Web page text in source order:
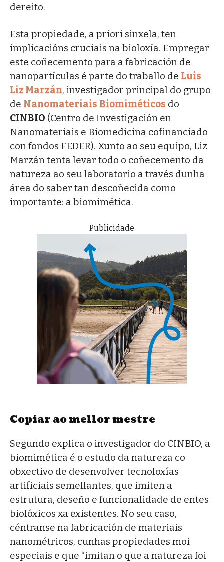
dereito.
Esta propiedade, a priori sinxela, ten
implicacións cruciais na bioloxía. Empregar
este coñecemento para a fabricación de
nanopartículas é parte do traballo de Luis
Liz Marzán, investigador principal do grupo
de Nanomateriais Biomiméticos do
CINBIO (Centro de Investigación en
Nanomateriais e Biomedicina cofinanciado
con fondos FEDER). Xunto ao seu equipo, Liz
Marzán tenta levar todo o coñecemento da
natureza ao seu laboratorio a través dunha
área do saber tan descoñecida como
importante: a biomimética.
Publicidade
Copiar ao mellor mestre
Segundo explica o investigador do CINBIO, a
biomimética é o estudo da natureza co
obxectivo de desenvolver tecnoloxías
artificiais semellantes, que imiten a
estrutura, deseño e funcionalidade de entes
biolóxicos xa existentes. No seu caso,
céntranse na fabricación de materiais
nanométricos, cunhas propiedades moi
especiais e que “imitan o que a natureza foi